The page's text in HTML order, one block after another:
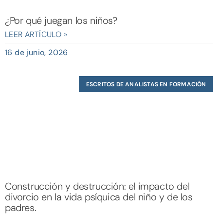
¿Por qué juegan los niños?
LEER ARTÍCULO »
16 de junio, 2026
ESCRITOS DE ANALISTAS EN FORMACIÓN
Construcción y destrucción: el impacto del
divorcio en la vida psíquica del niño y de los
padres.